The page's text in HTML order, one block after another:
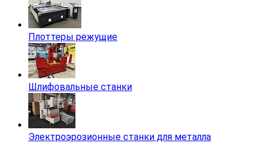
Плоттеры режущие
Шлифовальные станки
Электроэрозионные станки для металла